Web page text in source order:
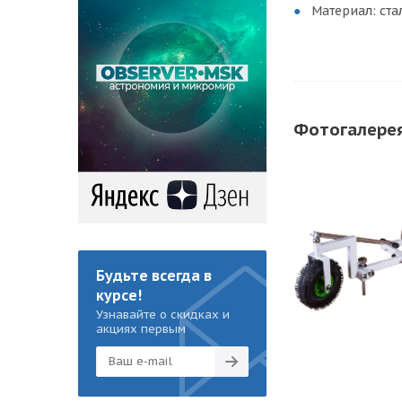
Материал:
Будьте всегда в
курсе!
Узнавайте о скидках и
акциях первым